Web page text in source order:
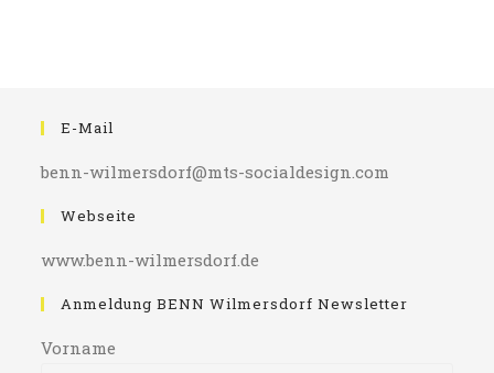
E-Mail
benn-wilmersdorf@mts-socialdesign.com
Webseite
www.benn-wilmersdorf.de
Anmeldung BENN Wilmersdorf Newsletter
Vorname